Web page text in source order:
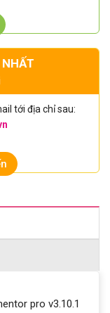
tới địa chỉ sau:
pro v3.10.1